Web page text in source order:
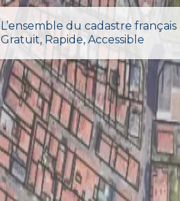
L’ensemble du cadastre
Gratuit, Rapide, Accessible